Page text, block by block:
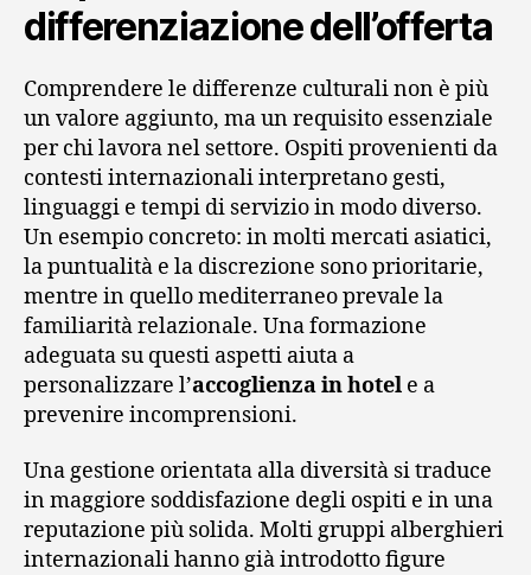
differenziazione dell’offerta
Comprendere le differenze culturali non è più
un valore aggiunto, ma un requisito essenziale
per chi lavora nel settore. Ospiti provenienti da
contesti internazionali interpretano gesti,
linguaggi e tempi di servizio in modo diverso.
Un esempio concreto: in molti mercati asiatici,
la puntualità e la discrezione sono prioritarie,
mentre in quello mediterraneo prevale la
familiarità relazionale. Una formazione
adeguata su questi aspetti aiuta a
personalizzare l’accoglienza in hotel e a
prevenire incomprensioni.
Una gestione orientata alla diversità si traduce
in maggiore soddisfazione degli ospiti e in una
reputazione più solida. Molti gruppi alberghieri
internazionali hanno già introdotto figure